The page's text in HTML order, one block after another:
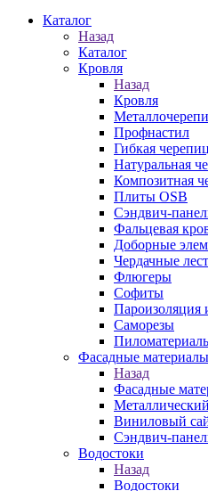
Каталог
Назад
Каталог
Кровля
Назад
Кровля
Профнастил
Гибкая
Натуральная
Композитная
Плиты OSB
Сэндвич-
Фальцевая
Доборные
Чердачные
Флюгеры
Софиты
Пароизоляция
Саморезы
Фасадные материалы
Назад
Фасадные
Виниловый
Сэндвич-
Водостоки
Назад
Водостоки